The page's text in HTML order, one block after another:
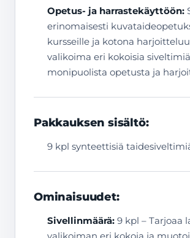
Opetus- ja harrastekäyttöön:
erinomaisesti
kursseille ja kotona
valikoima eri kokoisia
monipuolista opetusta ja
Pakkauksen sisältö:
9 kpl synteettisiä
Ominaisuudet:
Sivellinmäärä: 9 kpl – Tarjoaa